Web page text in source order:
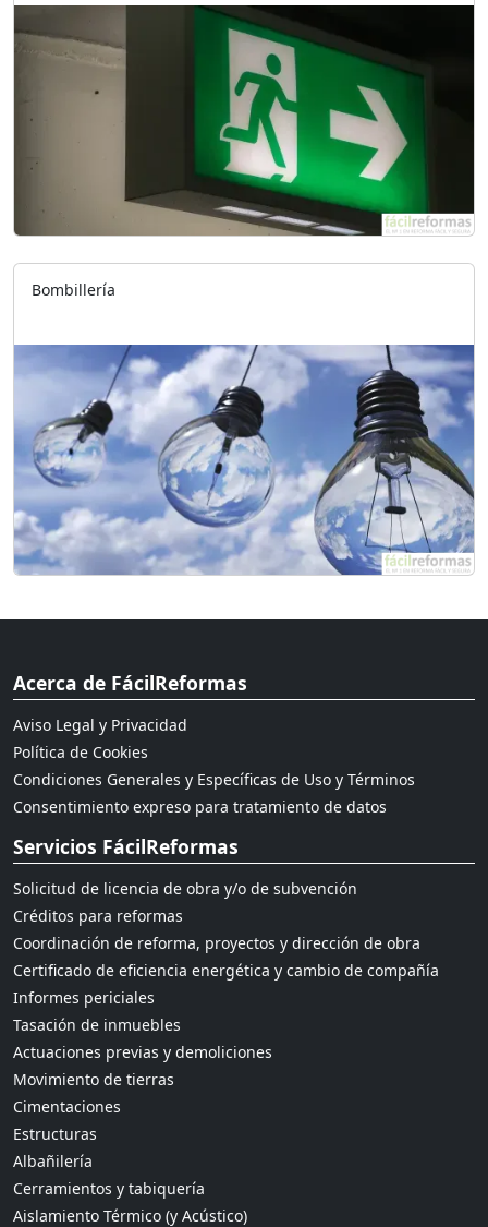
Bombillería
Acerca de FácilReformas
Aviso Legal y Privacidad
Política de Cookies
Condiciones Generales y Específicas de Uso y Términos
Consentimiento expreso para tratamiento de datos
Servicios FácilReformas
Solicitud de licencia de obra y/o de subvención
Créditos para reformas
Coordinación de reforma, proyectos y dirección de obra
Certificado de eficiencia energética y cambio de compañía
Informes periciales
Tasación de inmuebles
Actuaciones previas y demoliciones
Movimiento de tierras
Cimentaciones
Estructuras
Albañilería
Cerramientos y tabiquería
Aislamiento Térmico (y Acústico)